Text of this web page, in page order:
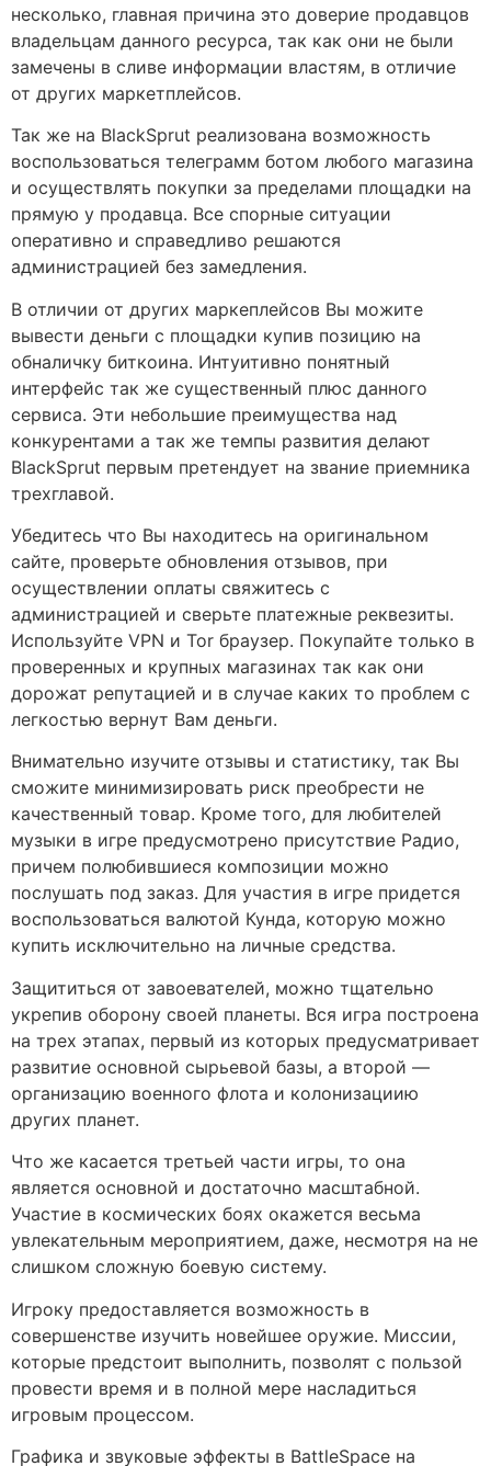
несколько, главная причина это доверие продавцов
владельцам данного ресурса, так как они не были
замечены в сливе информации властям, в отличие
от других маркетплейсов.
Так же на BlackSprut реализована возможность
воспользоваться телеграмм ботом любого магазина
и осуществлять покупки за пределами площадки на
прямую у продавца. Все спорные ситуации
оперативно и справедливо решаются
администрацией без замедления.
В отличии от других маркеплейсов Вы можите
вывести деньги с площадки купив позицию на
обналичку биткоина. Интуитивно понятный
интерфейс так же существенный плюс данного
сервиса. Эти небольшие преимущества над
конкурентами а так же темпы развития делают
BlackSprut первым претендует на звание приемника
трехглавой.
Убедитесь что Вы находитесь на оригинальном
сайте, проверьте обновления отзывов, при
осуществлении оплаты свяжитесь с
администрацией и сверьте платежные реквезиты.
Используйте VPN и Tor браузер. Покупайте только в
проверенных и крупных магазинах так как они
дорожат репутацией и в случае каких то проблем с
легкостью вернут Вам деньги.
Внимательно изучите отзывы и статистику, так Вы
сможите минимизировать риск преобрести не
качественный товар. Кроме того, для любителей
музыки в игре предусмотрено присутствие Радио,
причем полюбившиеся композиции можно
послушать под заказ. Для участия в игре придется
воспользоваться валютой Кунда, которую можно
купить исключительно на личные средства.
Защититься от завоевателей, можно тщательно
укрепив оборону своей планеты. Вся игра построена
на трех этапах, первый из которых предусматривает
развитие основной сырьевой базы, а второй —
организацию военного флота и колонизациию
других планет.
Что же касается третьей части игры, то она
является основной и достаточно масштабной.
Участие в космических боях окажется весьма
увлекательным мероприятием, даже, несмотря на не
слишком сложную боевую систему.
Игроку предоставляется возможность в
совершенстве изучить новейшее оружие. Миссии,
которые предстоит выполнить, позволят с пользой
провести время и в полной мере насладиться
игровым процессом.
Графика и звуковые эффекты в BattleSpace на